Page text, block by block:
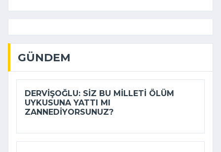
GÜNDEM
DERVIŞOĞLU: SIZ BU MILLETI ÖLÜM
UYKUSUNA YATTI MI
ZANNEDIYORSUNUZ?